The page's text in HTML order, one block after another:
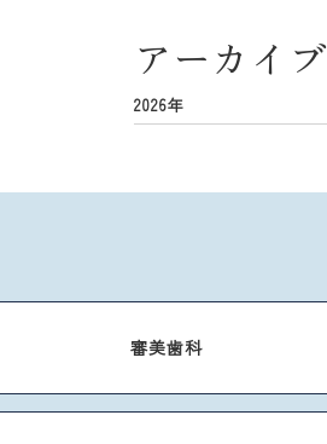
アーカイブ
2026年
審美歯科